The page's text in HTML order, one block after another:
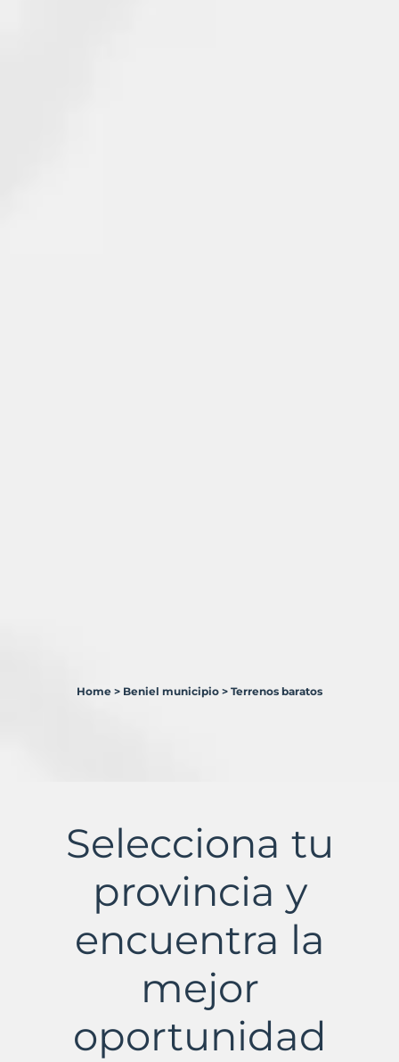
Murbalands
Home > Beniel municipio > Terrenos baratos
Selecciona tu
provincia y
encuentra la
mejor
oportunidad